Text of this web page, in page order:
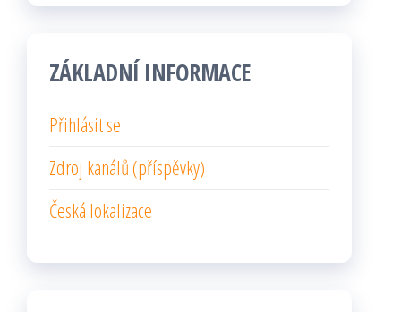
ZÁKLADNÍ INFORMACE
Přihlásit se
Zdroj kanálů (příspěvky)
Česká lokalizace